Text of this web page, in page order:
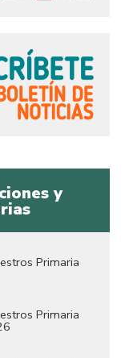
y
Primaria
Primaria